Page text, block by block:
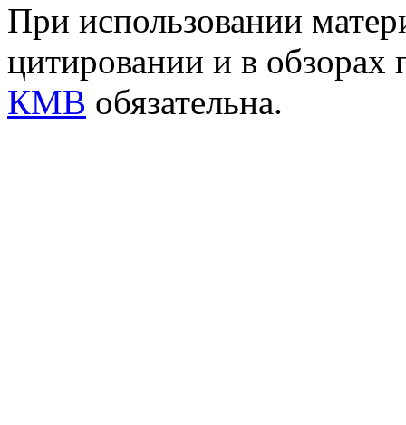
При использовании
цитировании и в обзорах
КМВ обязательна.